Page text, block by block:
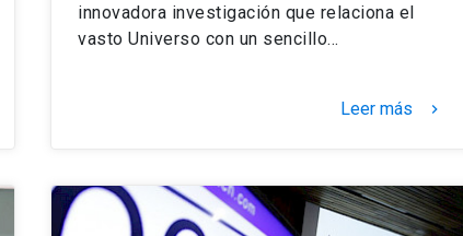
innovadora investigación que relaciona el
vasto Universo con un sencillo…
Leer más keyboard_arrow_right